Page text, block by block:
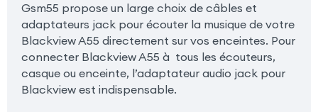
Gsm55 propose un large choix de câbles et
adaptateurs jack pour écouter la musique de votre
Blackview A55 directement sur vos enceintes. Pour
connecter Blackview A55 à tous les écouteurs,
casque ou enceinte, l’adaptateur audio jack pour
Blackview est indispensable.